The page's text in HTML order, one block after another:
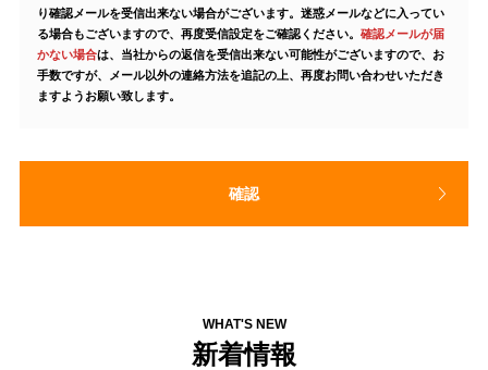
するり確認メールを受信出来ない場合がございます。迷惑メールなどに入ってい
る場合もございますので、再度受信設定をご確認ください。確認メールが届
かない場合は、当社からの返信を受信出来ない可能性がございますので、お
手数ですが、メール以外の連絡方法を追記の上、再度お問い合わせいただき
ますようお願い致します。
確認
WHAT'S NEW
新着情報